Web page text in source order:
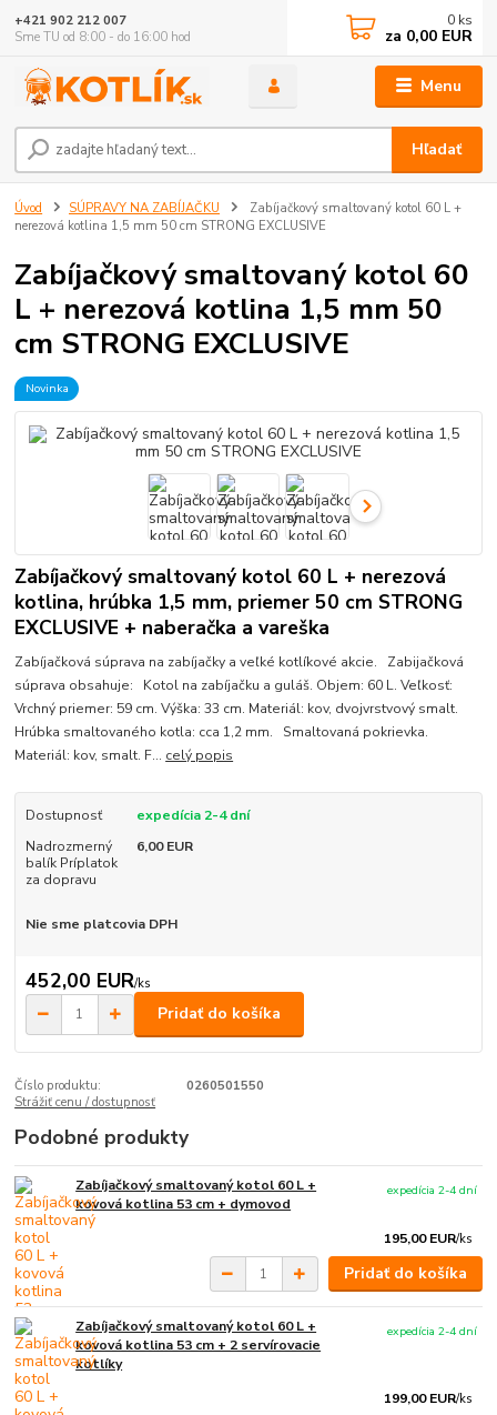
Menu
Hľadať
+421 902 212 007
Sme TU od 8:00 - do 16:00 hod
0 ks
za 0,00 EUR
Úvod SÚPRAVY NA ZABÍJAČKU
Zabíjačkový smaltovaný kotol 60 L +
nerezová kotlina 1,5 mm 50 cm STRONG EXCLUSIVE
Zabíjačkový smaltovaný kotol 60
L + nerezová kotlina 1,5 mm 50
cm STRONG EXCLUSIVE
Novinka
Zabíjačkový smaltovaný kotol 60 L + nerezová
kotlina, hrúbka 1,5 mm, priemer 50 cm STRONG
EXCLUSIVE + naberačka a vareška
Zabíjačková súprava na zabíjačky a veľké kotlíkové akcie. Zabijačková
súprava obsahuje: Kotol na zabíjačku a guláš. Objem: 60 L. Veľkosť:
Vrchný priemer: 59 cm. Výška: 33 cm. Materiál: kov, dvojvrstvový smalt.
Hrúbka smaltovaného kotla: cca 1,2 mm. Smaltovaná pokrievka.
Materiál: kov, smalt. F... celý popis
Dostupnosť
expedícia 2-4 dní
Nadrozmerný
balík Príplatok
za dopravu
6,00 EUR
Nie sme platcovia DPH
452,00 EUR/ks
Pridať do košíka
Číslo produktu:
0260501550
Strážiť cenu / dostupnosť
Podobné produkty
Zabíjačkový smaltovaný kotol 60 L +
kovová kotlina 53 cm + dymovod
195,00 EUR/ks
expedícia 2-4 dní
Pridať do košíka
Zabíjačkový smaltovaný kotol 60 L +
kovová kotlina 53 cm + 2 servírovacie
kotlíky
199,00 EUR/ks
expedícia 2-4 dní